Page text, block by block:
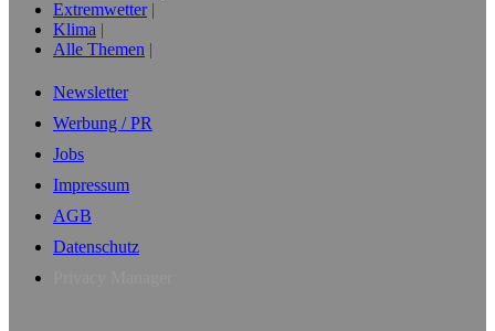
Extremwetter
Klima
Alle Themen
Newsletter
Werbung / PR
Jobs
Impressum
AGB
Datenschutz